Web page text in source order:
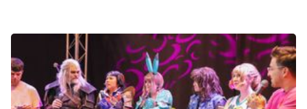
Kontakt
Impressum